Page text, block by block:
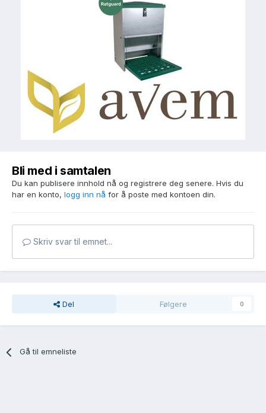
Bli med i samtalen
Du kan publisere innhold nå og registrere deg senere. Hvis du
har en konto, logg inn nå for å poste med kontoen din.
Skriv svar til emnet...
Del Følgere 0
Gå til emneliste